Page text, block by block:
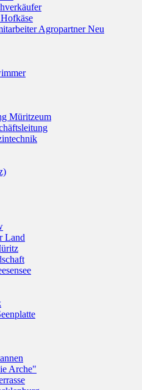
Agropartner Neu
Müritzeum
Land
Arche"